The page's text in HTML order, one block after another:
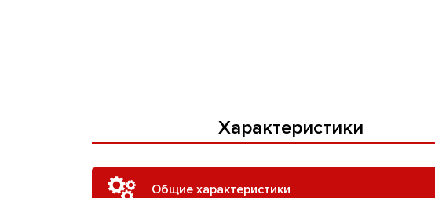
Характеристики
Общие характеристики